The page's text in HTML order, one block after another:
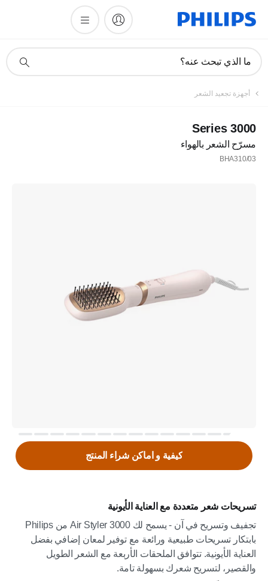
دعم
ما الذي تبحث عنه؟
أجهزة تجعيد الشعر
3000 Series
مسرّح الشعر بالهواء
BHA310/03
تسريحات شعر متعددة مع العناية الأيونية
تجفيف وتسريح في آن - يسمح لك Air Styler 3000 من Philips
بابتكار تسريحات طبيعية ورائعة مع توفير لمعان إضافي بفضل
العناية الأيونية. تتوافق الملحقات الأربعة مع الشعر الطويل
والقصير، لتسريح شعرك بسهولة تامة.
كيفية و اماكن شراء المنتج